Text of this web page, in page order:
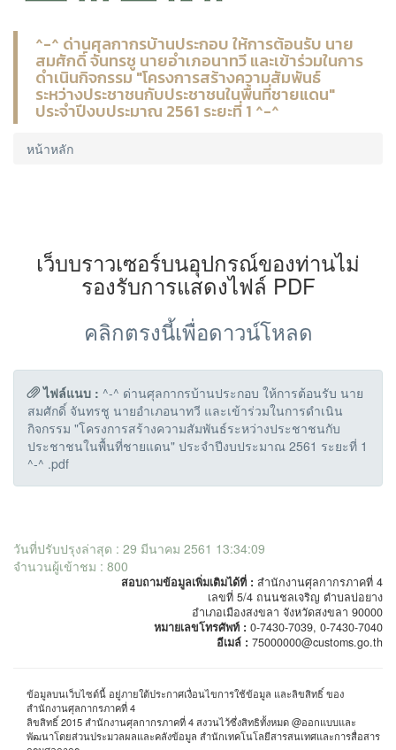
^-^ ด่านศุลกากรบ้านประกอบ ให้การต้อนรับ นาย
สมศักดิ์ จันทรชู นายอำเภอนาทวี และเข้าร่วมในการ
ดำเนินกิจกรรม "โครงการสร้างความสัมพันธ์
ระหว่างประชาชนกับประชาชนในพื้นที่ชายแดน"
ประจำปีงบประมาณ 2561 ระยะที่ 1 ^-^
หน้าหลัก
เว็บบราวเซอร์บนอุปกรณ์ของท่านไม่
รองรับการแสดงไฟล์ PDF
คลิกตรงนี้เพื่อดาวน์โหลด
ไฟล์แนบ : ^-^ ด่านศุลกากรบ้านประกอบ ให้การต้อนรับ นาย
สมศักดิ์ จันทรชู นายอำเภอนาทวี และเข้าร่วมในการดำเนิน
กิจกรรม "โครงการสร้างความสัมพันธ์ระหว่างประชาชนกับ
ประชาชนในพื้นที่ชายแดน" ประจำปีงบประมาณ 2561 ระยะที่ 1
^-^ .pdf
วันที่ปรับปรุงล่าสุด : 29 มีนาคม 2561 13:34:09
จำนวนผู้เข้าชม : 800
สอบถามข้อมูลเพิ่มเติมได้ที่ : สำนักงานศุลกากรภาคที่ 4
เลขที่ 5/4 ถนนชลเจริญ ตำบลบ่อยาง
อำเภอเมืองสงขลา จังหวัดสงขลา 90000
หมายเลขโทรศัพท์ : 0-7430-7039, 0-7430-7040
อีเมล์ : 75000000@customs.go.th
ข้อมูลบนเว็บไซต์นี้ อยู่ภายใต้ประกาศเงื่อนไขการใช้ข้อมูล และลิขสิทธิ์ ของ
สำนักงานศุลกากรภาคที่ 4
ลิขสิทธิ์ 2015 สำนักงานศุลกากรภาคที่ 4 สงวนไว้ซึ่งสิทธิทั้งหมด @ออกแบบและ
พัฒนาโดยส่วนประมวลผลและคลังข้อมูล สำนักเทคโนโลยีสารสนเทศและการสื่อสาร